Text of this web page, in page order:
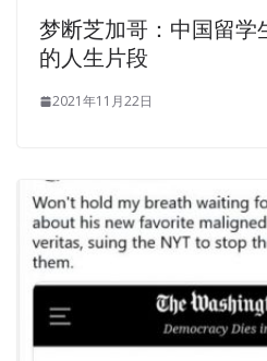
梦断芝加哥：中国留学
的人生片段
2021年11月22日